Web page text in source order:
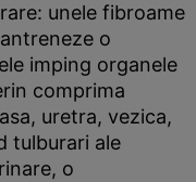
unele fibroame
o
imping organele
comprima
uretra, vezica,
tulburari ale
o